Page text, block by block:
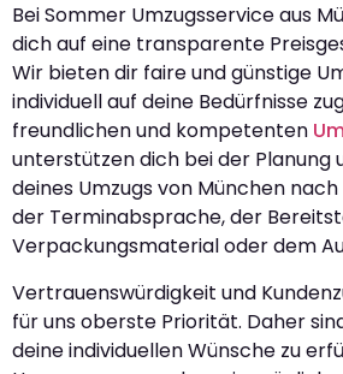
Bei Sommer Umzugsservice aus
dich auf eine transparente
Wir bieten dir faire und günstige
individuell auf deine Bedürfnisse
freundlichen und kompetenten
unterstützen dich bei der Planung
deines Umzugs von München
der Terminabsprache, der
Verpackungsmaterial oder dem
Vertrauenswürdigkeit und
für uns oberste Priorität. Daher
deine individuellen Wünsche zu